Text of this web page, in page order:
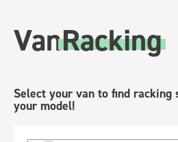
VanRacking
Select your van to find racking
your model!